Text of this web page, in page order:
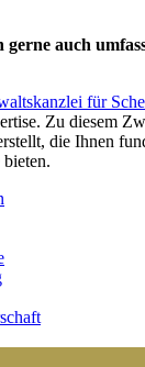
auch
für
Zu diesem
die Ihnen